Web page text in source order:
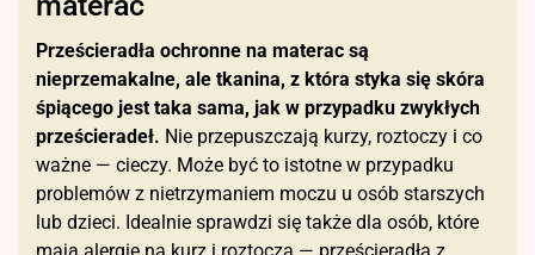
Prześcieradła ochronne na materac są
nieprzemakalne, ale tkanina, z która styka się skóra
śpiącego jest taka sama, jak w przypadku zwykłych
prześcieradeł. Nie przepuszczają kurzy, roztoczy i co
ważne — cieczy. Może być to istotne w przypadku
problemów z nietrzymaniem moczu u osób starszych
lub dzieci. Idealnie sprawdzi się także dla osób, które